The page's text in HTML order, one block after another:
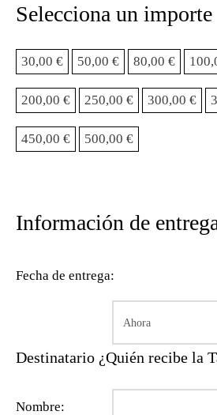
Selecciona un importe
30,00 € 50,00 € 80,00 €
200,00 € 250,00 € 300,00 €
450,00 € 500,00 €
Información de
Fecha de entrega:
Destinatario ¿Quién recibe la
Nombre: